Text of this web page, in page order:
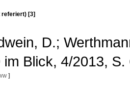
[3]
D.;
im Blick, 4/2013, S.
]